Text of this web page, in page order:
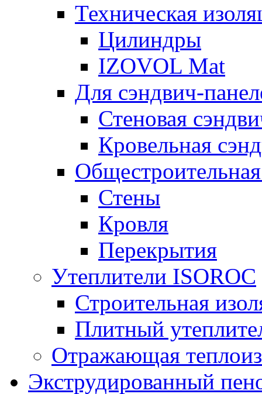
Техническая
Цилиндры
IZOVOL Mat
Для сэндвич-
Стеновая
Кровельная
Стены
Кровля
Перекрытия
Утеплители ISOROC
Строительная
Плитный
Отражающая
Экструдированный